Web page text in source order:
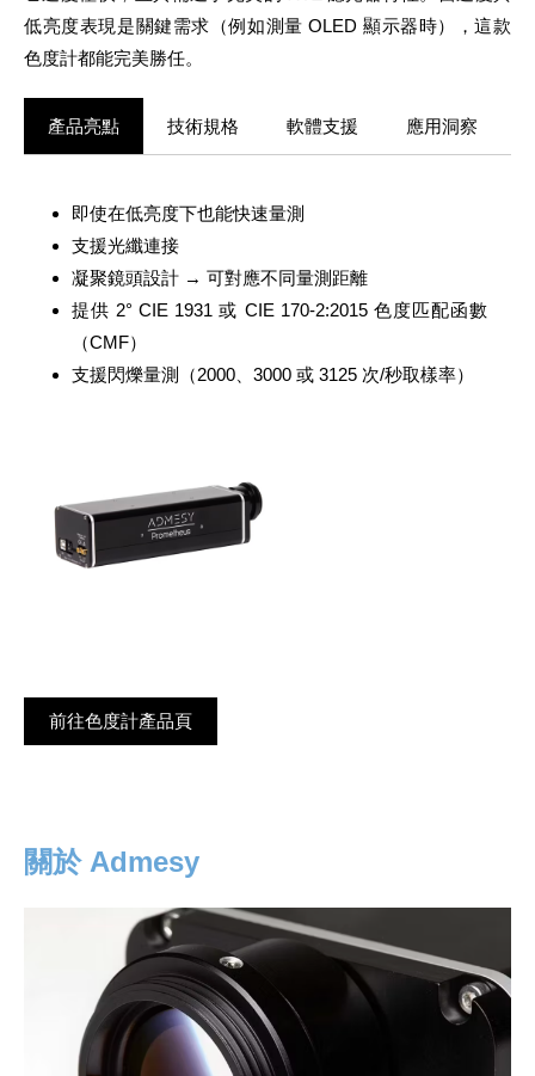
低亮度表現是關鍵需求（例如測量 OLED 顯示器時），這款
色度計都能完美勝任。
產品亮點 技術規格 軟體支援 應用洞察
即使在低亮度下也能快速量測
支援光纖連接
凝聚鏡頭設計 → 可對應不同量測距離
提供 2° CIE 1931 或 CIE 170-2:2015 色度匹配函數
（CMF）
支援閃爍量測（2000、3000 或 3125 次/秒取樣率）
前往色度計產品頁
關於 Admesy